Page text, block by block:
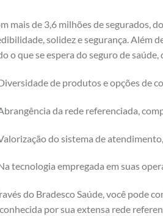
mais de 3,6 milhões de segurados,
solidez e segurança. Além
o que se espera do seguro de saúde,
de produtos e opções de
da rede referenciada,
do sistema de
tecnologia empregada em suas
do Bradesco Saúde, você pode
por sua extensa rede